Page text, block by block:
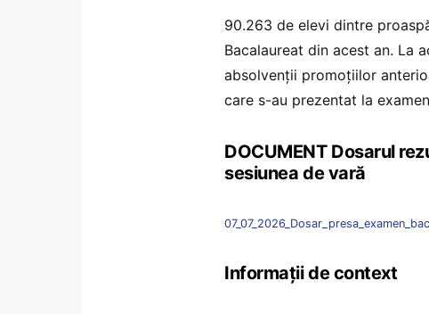
90.263 de elevi dintre
Bacalaureat din acest an. La
absolvenții promoțiilor
care s-au prezentat la
DOCUMENT Dosarul
sesiunea de vară
Informații de context